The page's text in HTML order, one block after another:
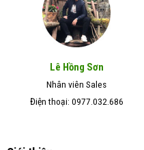
Lê Hồng Sơn
Nhân viên Sales
Điện thoại: 0977.032.686